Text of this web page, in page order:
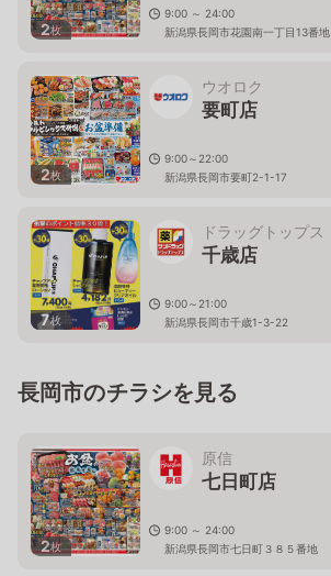
2枚
9:00 ～ 24:00
新潟県長岡市花園南一丁目13番地
2枚
ウオロク
要町店
9:00～22:00
新潟県長岡市要町2-1-17
7枚
ドラッグトップス
千歳店
9:00～21:00
新潟県長岡市千歳1-3-22
長岡市のチラシを見る
2枚
原信
七日町店
9:00 ～ 24:00
新潟県長岡市七日町３８５番地